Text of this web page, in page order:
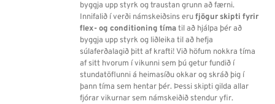
byggja upp styrk og traustan grunn að færni.
Innifalið í verði námskeiðsins erufjögur skipti fyrir
flex- og conditioning tímatil að hjálpa þér að
byggja upp styrk og liðleika til að hefja
súlaferðalagið þitt af krafti! Við höfum nokkra tíma
af sitt hvorum í vikunni sem þú getur fundið í
stundatöflunni á heimasíðu okkar og skráð þig í
þann tíma sem hentar þér. Þessi skipti gilda allar
fjórar vikurnar sem námskeiðið stendur yfir.